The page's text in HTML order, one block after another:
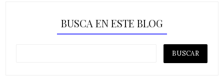
BUSCA EN ESTE BLOG